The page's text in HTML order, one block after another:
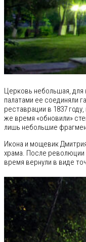
Церковь небольшая, для
палатами ее соединяли
реставрации в 1837
же время «обновили»
лишь небольшие
Икона и мощевик
храма. После революции
время вернули в виде